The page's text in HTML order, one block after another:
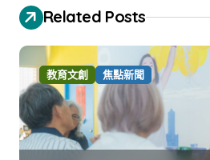
Related Posts
教育文創 焦點新聞